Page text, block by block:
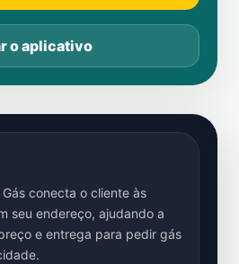
o aplicativo
conecta o cliente às
seu endereço, ajudando a
e entrega para pedir gás